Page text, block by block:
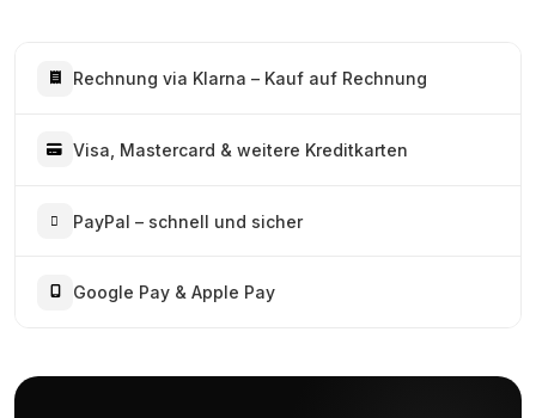
Rechnung via Klarna – Kauf auf Rechnung
Visa, Mastercard & weitere Kreditkarten
PayPal – schnell und sicher
Google Pay & Apple Pay